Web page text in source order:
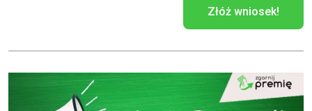
Złóż wniosek!